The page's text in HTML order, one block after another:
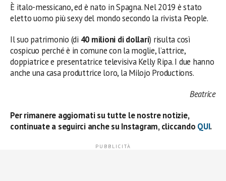
È italo-messicano, ed è nato in Spagna. Nel 2019 è stato
eletto uomo più sexy del mondo secondo la rivista People.
Il suo patrimonio (di 40 milioni di dollari) risulta così
cospicuo perché è in comune con la moglie, l’attrice,
doppiatrice e presentatrice televisiva Kelly Ripa. I due hanno
anche una casa produttrice loro, la Milojo Productions.
Beatrice
Per rimanere aggiornati su tutte le nostre notizie,
continuate a seguirci anche su Instagram, cliccando QUI.